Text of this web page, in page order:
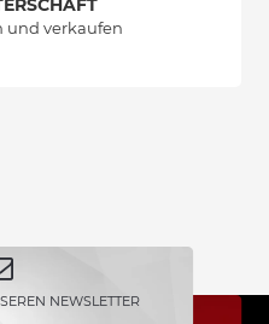
und verkaufen
NEWSLETTER